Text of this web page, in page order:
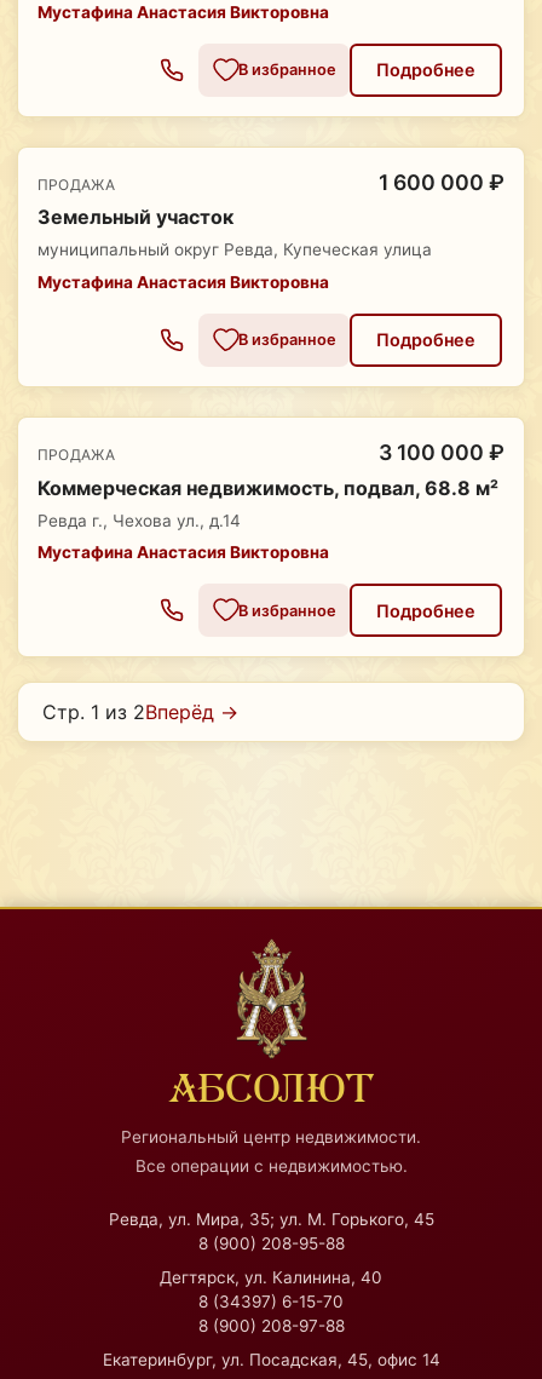
Мустафина Анастасия Викторовна
В избранное Подробнее
ПРОДАЖА 1 600 000 ₽
Земельный участок
муниципальный округ Ревда, Купеческая улица
Мустафина Анастасия Викторовна
В избранное Подробнее
ПРОДАЖА 3 100 000 ₽
Коммерческая недвижимость, подвал, 68.8 м²
Ревда г., Чехова ул., д.14
Мустафина Анастасия Викторовна
В избранное Подробнее
Стр. 1 из 2Вперёд →
АБСОЛЮТ
Региональный центр недвижимости.
Все операции с недвижимостью.
Ревда, ул. Мира, 35; ул. М. Горького, 45
8 (900) 208-95-88
Дегтярск, ул. Калинина, 40
8 (34397) 6-15-70
8 (900) 208-97-88
Екатеринбург, ул. Посадская, 45, офис 14